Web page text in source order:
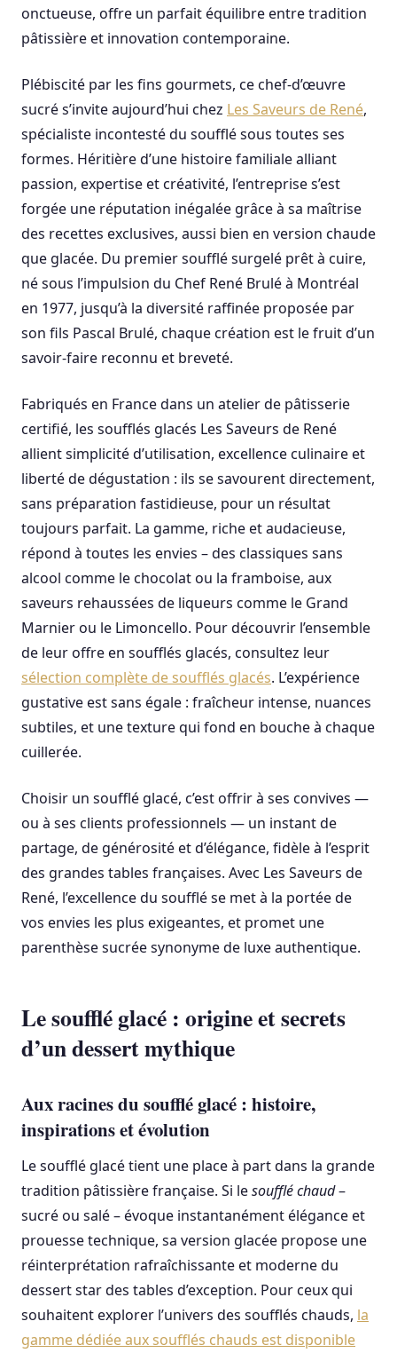
onctueuse, offre un parfait équilibre entre tradition
pâtissière et innovation contemporaine.
Plébiscité par les fins gourmets, ce chef-d’œuvre
sucré s’invite aujourd’hui chez Les Saveurs de René,
spécialiste incontesté du soufflé sous toutes ses
formes. Héritière d’une histoire familiale alliant
passion, expertise et créativité, l’entreprise s’est
forgée une réputation inégalée grâce à sa maîtrise
des recettes exclusives, aussi bien en version chaude
que glacée. Du premier soufflé surgelé prêt à cuire,
né sous l’impulsion du Chef René Brulé à Montréal
en 1977, jusqu’à la diversité raffinée proposée par
son fils Pascal Brulé, chaque création est le fruit d’un
savoir-faire reconnu et breveté.
Fabriqués en France dans un atelier de pâtisserie
certifié, les soufflés glacés Les Saveurs de René
allient simplicité d’utilisation, excellence culinaire et
liberté de dégustation : ils se savourent directement,
sans préparation fastidieuse, pour un résultat
toujours parfait. La gamme, riche et audacieuse,
répond à toutes les envies – des classiques sans
alcool comme le chocolat ou la framboise, aux
saveurs rehaussées de liqueurs comme le Grand
Marnier ou le Limoncello. Pour découvrir l’ensemble
de leur offre en soufflés glacés, consultez leur
sélection complète de soufflés glacés. L’expérience
gustative est sans égale : fraîcheur intense, nuances
subtiles, et une texture qui fond en bouche à chaque
cuillerée.
Choisir un soufflé glacé, c’est offrir à ses convives —
ou à ses clients professionnels — un instant de
partage, de générosité et d’élégance, fidèle à l’esprit
des grandes tables françaises. Avec Les Saveurs de
René, l’excellence du soufflé se met à la portée de
vos envies les plus exigeantes, et promet une
parenthèse sucrée synonyme de luxe authentique.
Le soufflé glacé : origine et secrets
d’un dessert mythique
Aux racines du soufflé glacé : histoire,
inspirations et évolution
Le soufflé glacé tient une place à part dans la grande
tradition pâtissière française. Si lesoufflé chaud–
sucré ou salé – évoque instantanément élégance et
prouesse technique, sa version glacée propose une
réinterprétation rafraîchissante et moderne du
dessert star des tables d’exception. Pour ceux qui
souhaitent explorer l’univers des soufflés chauds, la
gamme dédiée aux soufflés chauds est disponible